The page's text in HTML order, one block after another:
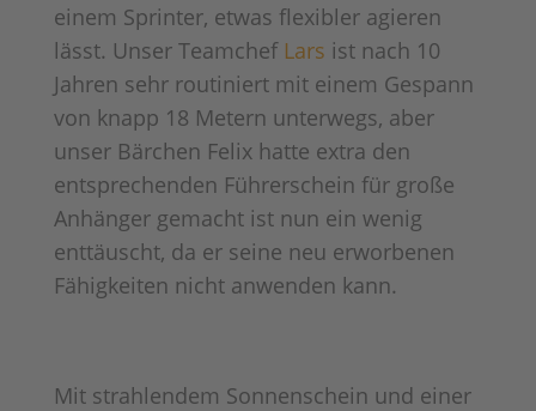
einem Sprinter, etwas flexibler agieren
lässt. Unser Teamchef Lars ist nach 10
Jahren sehr routiniert mit einem Gespann
von knapp 18 Metern unterwegs, aber
unser Bärchen Felix hatte extra den
entsprechenden Führerschein für große
Anhänger gemacht ist nun ein wenig
enttäuscht, da er seine neu erworbenen
Fähigkeiten nicht anwenden kann.
Mit strahlendem Sonnenschein und einer